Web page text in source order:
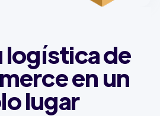
logística de
en un
lugar